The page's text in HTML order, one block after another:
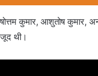
कुमार, आशुतोष कुमार,
थी।